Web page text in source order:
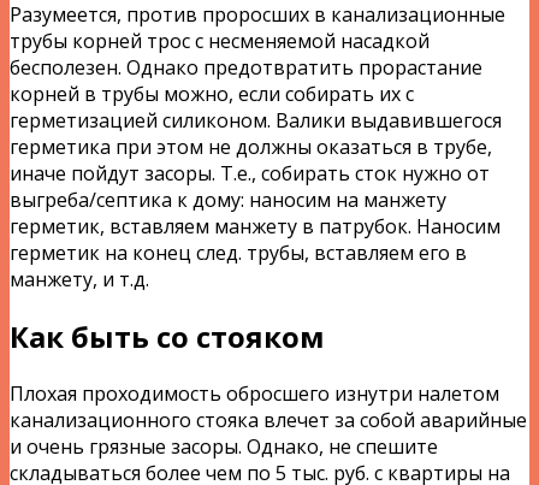
Разумеется, против проросших в канализационные
трубы корней трос с несменяемой насадкой
бесполезен. Однако предотвратить прорастание
корней в трубы можно, если собирать их с
герметизацией силиконом. Валики выдавившегося
герметика при этом не должны оказаться в трубе,
иначе пойдут засоры. Т.е., собирать сток нужно от
выгреба/септика к дому: наносим на манжету
герметик, вставляем манжету в патрубок. Наносим
герметик на конец след. трубы, вставляем его в
манжету, и т.д.
Как быть со стояком
Плохая проходимость обросшего изнутри налетом
канализационного стояка влечет за собой аварийные
и очень грязные засоры. Однако, не спешите
складываться более чем по 5 тыс. руб. с квартиры на